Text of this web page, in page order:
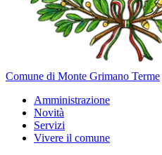
Comune di Monte Grimano Terme
Amministrazione
Novità
Servizi
Vivere il comune